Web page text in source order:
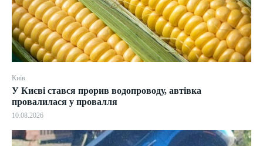
Київ
У Києві стався прорив водопроводу, автівка
провалилася у провалля
10.08.2026